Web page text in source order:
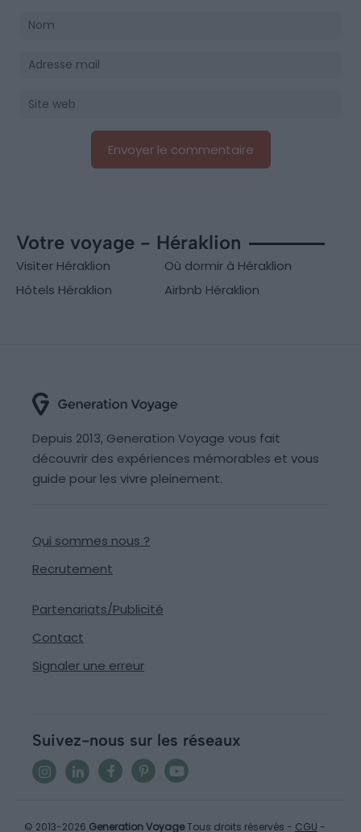
Votre voyage - Héraklion
Visiter Héraklion
Où dormir à Héraklion
Hôtels Héraklion
Airbnb Héraklion
Depuis 2013, Generation Voyage vous fait
découvrir des expériences mémorables et vous
guide pour les vivre pleinement.
Qui sommes nous ?
Recrutement
Partenariats/Publicité
Contact
Signaler une erreur
Suivez-nous sur les réseaux
© 2013-2026 Generation VoyageTous droits réservés - CGU -